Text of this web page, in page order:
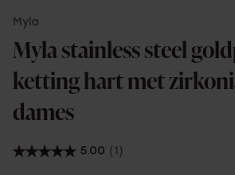
Myla
Myla stainless steel
ketting hart met
dames
5.00 (1)